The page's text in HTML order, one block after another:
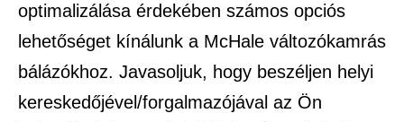
optimalizálása érdekében számos opciós
lehetőséget kínálunk a McHale változókamrás
bálázókhoz. Javasoljuk, hogy beszéljen helyi
kereskedőjével/forgalmazójával az Ön